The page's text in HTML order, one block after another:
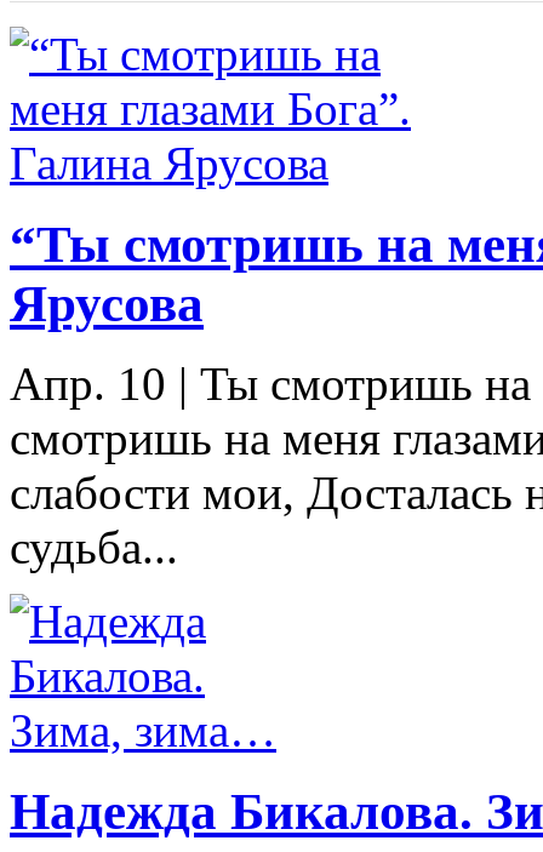
“Ты смотришь на
Ярусова
Апр. 10 | Ты смотришь на
смотришь на меня
слабости мои, Досталась
судьба...
Надежда Бикалова.